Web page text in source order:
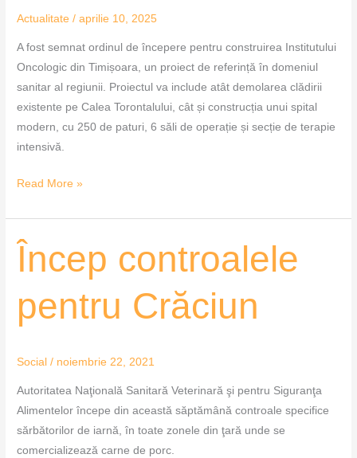
Actualitate /aprilie 10, 2025
A fost semnat ordinul de începere pentru construirea Institutului
Oncologic din Timișoara, un proiect de referință în domeniul
sanitar al regiunii. Proiectul va include atât demolarea clădirii
existente pe Calea Torontalului, cât și construcția unui spital
modern, cu 250 de paturi, 6 săli de operație și secție de terapie
intensivă.
Read More »
Încep controalele
pentru Crăciun
Social / noiembrie 22, 2021
Autoritatea Naţională Sanitară Veterinară şi pentru Siguranţa
Alimentelor începe din această săptămână controale specifice
sărbătorilor de iarnă, în toate zonele din ţară unde se
comercializează carne de porc.
Încep
controalele
Crăciun